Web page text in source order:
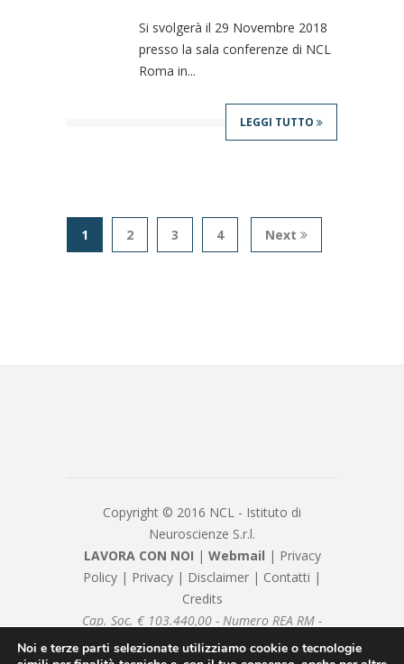
Si svolgerà il 29 Novembre 2018
presso la sala conferenze di NCL
Roma in...
LEGGI TUTTO
1 2 3 4 Next
Copyright © 2016 NCL - Istituto di
Neuroscienze S.r.l.
LAVORA CON NOI | Webmail | Privacy
Policy | Privacy | Disclaimer | Contatti |
Credits
Cap. Soc. € 103.440,00 - Numero REA RM -
1082377 - P.IVA/Cod. Fiscale 08239981007 -
Noi e terze parti selezionate utilizziamo cookie o tecnologie